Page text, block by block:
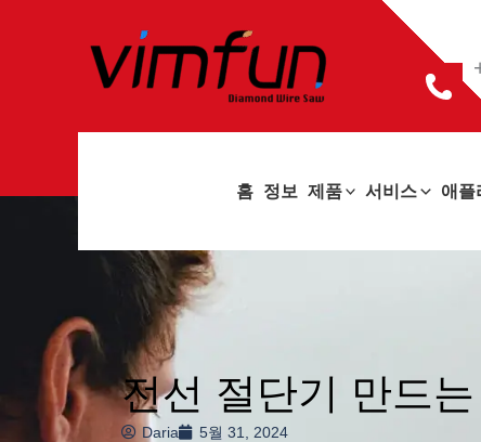
홈 정보 제품 서비스 애플
전선 절단기 만드
Daria 5월 31, 2024